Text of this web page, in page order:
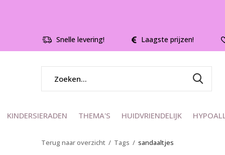
KINDERSIERADEN THEMA'S HUIDVRIENDELIJK
Snelle levering! Laagste prijzen!
Terug naar overzicht Tags sandaaltjes